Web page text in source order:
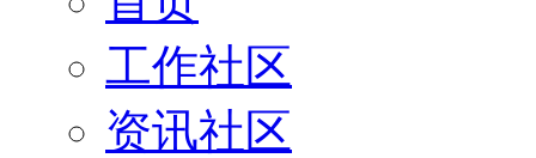
工作社区
资讯社区